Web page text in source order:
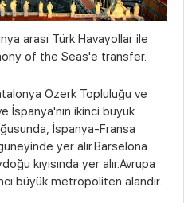
arası Türk Havayollar ile
of the Seas'e transfer.
Özerk Topluluğu ve
İspanya'nın ikinci büyük
İspanya-Fransa
güneyinde yer alır.Barselona
kıyısında yer alır.Avrupa
büyük metropoliten alandır.